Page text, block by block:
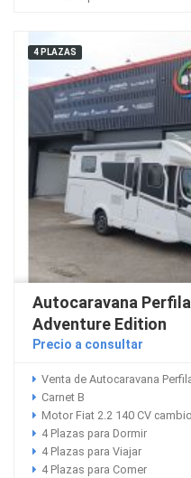
4 PLAZAS
Autocaravana
Adventure Edition
Precio a consultar
Venta de Autocaravana
Carnet B
Motor Fiat 2.2 140 CV
4 Plazas para Dormir
4 Plazas para Viajar
4 Plazas para Comer